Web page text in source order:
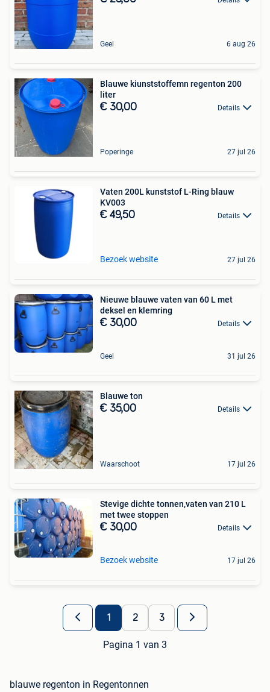
Geel 6 aug 26
Blauwe kiunststoffemn regenton 200
liter
€ 30,00 Details
Poperinge 27 jul 26
Vaten 200L kunststof L-Ring blauw
KV003
€ 49,50 Details
Bezoek website 27 jul 26
Nieuwe blauwe vaten van 60 L met
deksel en klemring
€ 30,00 Details
Geel 31 jul 26
Blauwe ton
€ 35,00 Details
Waarschoot 17 jul 26
Stevige dichte tonnen,vaten van 210 L
met twee stoppen
€ 30,00 Details
Bezoek website 17 jul 26
1 2 3
Pagina 1 van 3
blauwe regenton in Regentonnen